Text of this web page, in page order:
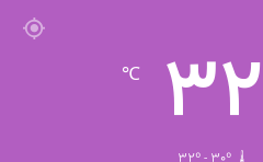
32
℃